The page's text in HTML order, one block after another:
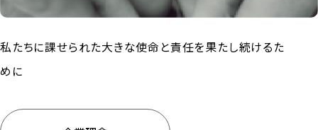
私たちに課せられた大きな使命と責任を果たし続けるた
めに